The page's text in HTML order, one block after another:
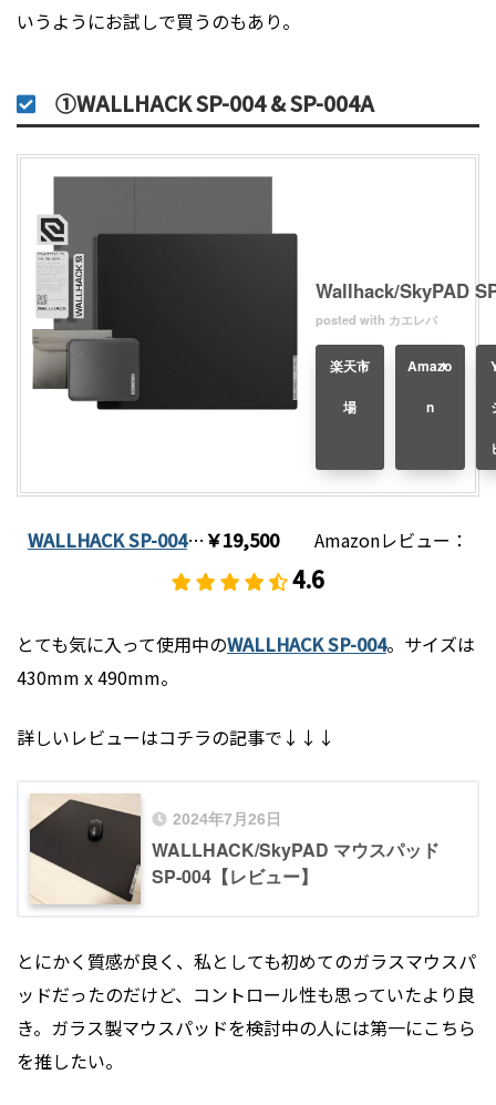
いうようにお試しで買うのもあり。
①WALLHACK SP-004& SP-004A
Wallhack/SkyPAD
posted with カエレバ
楽天市
場
Amazo
n
WALLHACK SP-004…￥19,500Amazonレビュー：
4.6
とても気に入って使用中のWALLHACK SP-004。サイズは
430mm x 490mm。
詳しいレビューはコチラの記事で↓↓↓
2024年7月26日
WALLHACK/SkyPAD マウスパッド
SP-004【レビュー】
とにかく質感が良く、私としても初めてのガラスマウスパ
ッドだったのだけど、コントロール性も思っていたより良
き。ガラス製マウスパッドを検討中の人には第一にこちら
を推したい。